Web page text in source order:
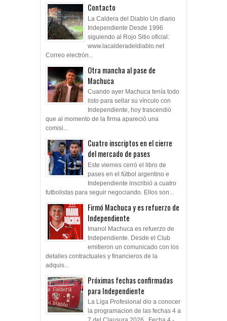
Contacto
La Caldera del Diablo Un diario
Independiente Desde 1996
siguiendo al Rojo Sitio oficial:
www.lacalderadeldiablo.net
Correo electrón...
Otra mancha al pase de
Machuca
Cuando ayer Machuca tenía todo
listo para sellar su vínculo con
Independiente, hoy trascendió
que al momento de la firma apareció una
comisi...
Cuatro inscriptos en el cierre
del mercado de pases
Este viernes cerró el libro de
pases en el fútbol argentino e
Independiente inscribió a cuatro
futbolistas para seguir negociando. Ellos son...
Firmó Machuca y es refuerzo de
Independiente
Imanol Machuca es refuerzo de
Independiente. Desde el Club
emitieron un comunicado con los
detalles contractuales y financieros de la
adquis...
Próximas fechas confirmadas
para Independiente
La Liga Profesional dio a conocer
la programacion de las fechas 4 a